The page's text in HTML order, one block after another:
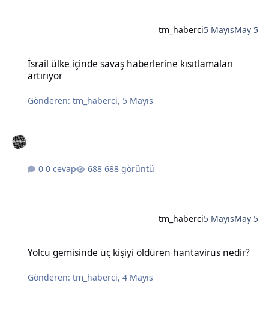
tm_haberci5 MayısMay 5
İsrail ülke içinde savaş haberlerine kısıtlamaları
artırıyor
Gönderen:tm_haberci, 5 Mayıs
0 cevap 688 görüntü
tm_haberci5 MayısMay 5
Yolcu gemisinde üç kişiyi öldüren hantavirüs nedir?
Gönderen:tm_haberci,4 Mayıs